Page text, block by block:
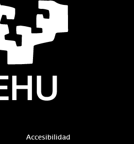
Accesibilidad